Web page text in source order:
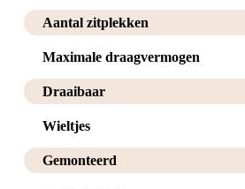
Aantal zitplekken
Maximale draagvermogen
Draaibaar
Wieltjes
Gemonteerd